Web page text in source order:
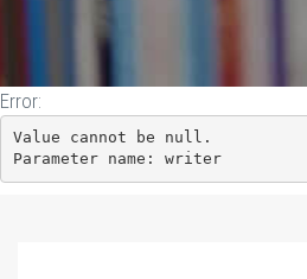
Error:
Value cannot be null.
Parameter name: writer